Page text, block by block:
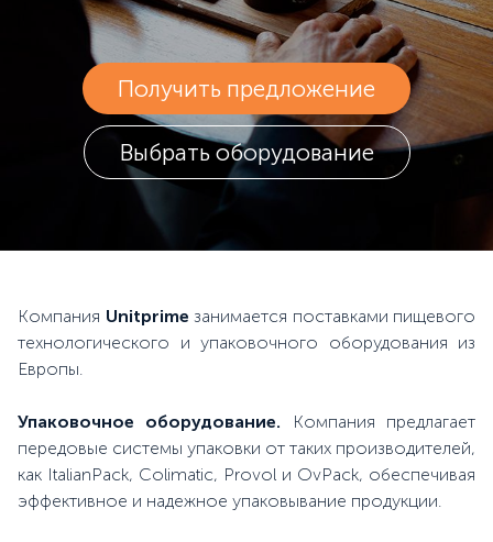
Получить предложение
Выбрать оборудование
Компания Unitprime занимается поставками пищевого
технологического и упаковочного оборудования из
Европы.
Упаковочное оборудование. Компания предлагает
передовые системы упаковки от таких производителей,
как ItalianPack, Colimatic, Provol и OvPack, обеспечивая
эффективное и надежное упаковывание продукции.